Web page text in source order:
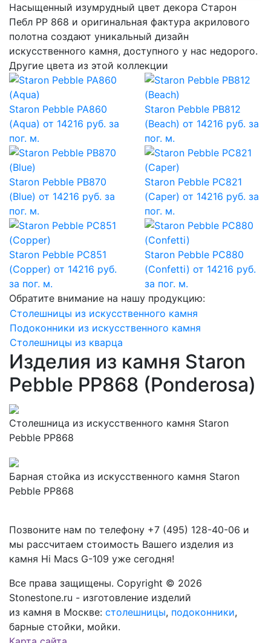
Насыщенный изумрудный цвет декора Cтарон
Пебл PP 868 и оригинальная фактура акрилового
полотна создают уникальный дизайн
искусственного камня, доступного у нас недорого.
Другие цвета из этой коллекции
Staron Pebble PA860
(Aqua) от 14216 руб. за
пог. м.
Staron Pebble PB812
(Beach) от 14216 руб. за
пог. м.
Staron Pebble PB870
(Blue) от 14216 руб. за
пог. м.
Staron Pebble PC821
(Caper) от 14216 руб. за
пог. м.
Staron Pebble PC851
(Copper) от 14216 руб.
за пог. м.
Staron Pebble PC880
(Confetti) от 14216 руб.
за пог. м.
Обратите внимание на нашу продукцию:
Столешницы из искусственного камня
Подоконники из искусственного камня
Столешницы из кварца
Изделия из камня Staron
Pebble PP868 (Ponderosa)
Столешница из искусственного камня Staron
Pebble PP868
Барная стойка из искусственного камня Staron
Pebble PP868
Позвоните нам по телефону +7 (495) 128-40-06 и
мы рассчитаем стоимость Вашего изделия из
камня Hi Macs G-109 уже сегодня!
Все права защищены. Copyright © 2026
Stonestone.ru - изготовление изделий
из камня в Москве: столешницы, подоконники,
барные стойки, мойки.